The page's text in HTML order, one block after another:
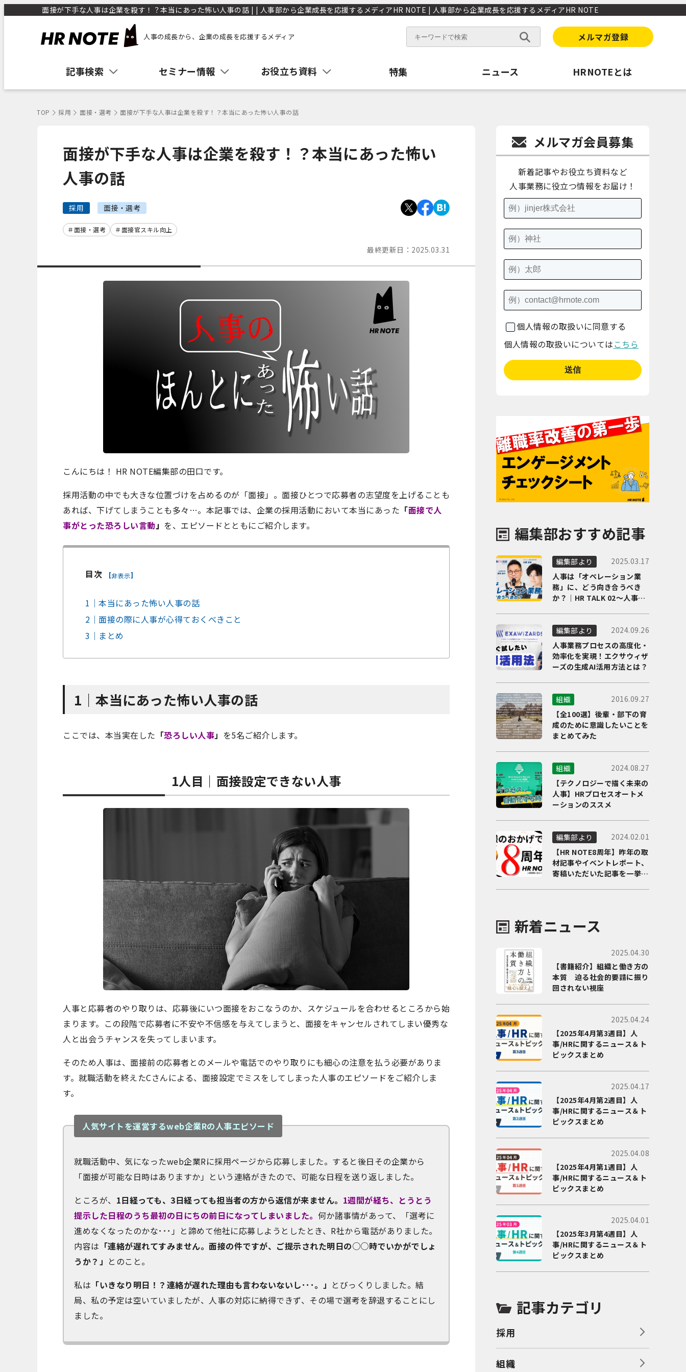
面接が下手な人事は企業を殺す！？本当にあった怖い人事の話 | | 人事部から企業成長を応援するメディアHR NOTE | 人事部から企業成長を応援するメディアHR NOTE
人事の成長から、企業の成長を応援するメディア メルマガ登録
記事検索 セミナー情報 お役立ち資料 特集 ニュース HRNOTEとは
TOP 採用 面接・選考 面接が下手な人事は企業を殺す！？本当にあった怖い人事の話
面接が下手な人事は企業を殺す！？本当にあった怖い
人事の話
採用 面接・選考
面接・選考 面接官スキル向上
最終更新日： 2025.03.31
こんにちは！ HR NOTE編集部の田口です。
採用活動の中でも大きな位置づけを占めるのが「面接」。面接ひとつで応募者の志望度を上げることも
あれば、下げてしまうことも多々…。本記事では、企業の採用活動において本当にあった 「面接で人
事がとった恐ろしい言動」 を、エピソードとともにご紹介します。
目次 [非表示]
1｜本当にあった怖い人事の話
2｜面接の際に人事が心得ておくべきこと
3｜まとめ
1｜本当にあった怖い人事の話
ここでは、本当実在した 「恐ろしい人事」 を5名ご紹介します。
1人目｜面接設定できない人事
人事と応募者のやり取りは、応募後にいつ面接をおこなうのか、スケジュールを合わせるところから始
まります。この段階で応募者に不安や不信感を与えてしまうと、面接をキャンセルされてしまい優秀な
人と出会うチャンスを失ってしまいます。
そのため人事は、面接前の応募者とのメールや電話でのやり取りにも細心の注意を払う必要がありま
す。就職活動を終えたCさんによる、面接設定でミスをしてしまった人事のエピソードをご紹介しま
す。
人気サイトを運営するweb企業Rの人事エピソード
就職活動中、気になったweb企業Rに採用ページから応募しました。すると後日その企業から
「面接が可能な日時はありますか」という連絡がきたので、可能な日程を送り返しました。
ところが、 1日経っても、3日経っても担当者の方から返信が来ません。 1週間が経ち、とうとう
提示した日程のうち最初の日にちの前日になってしまいました。 何か諸事情があって、「選考に
進めなくなったのかな･･･」と諦めて他社に応募しようとしたとき、R社から電話がありました。
内容は 「連絡が遅れてすみません。面接の件ですが、ご提示された明日の○○時でいかがでしょ
うか？」 とのこと。
私は 「いきなり明日！？連絡が遅れた理由も言わないないし･･･。」 とびっくりしました。結
局、私の予定は空いていましたが、人事の対応に納得できず、その場で選考を辞退することにし
ました。
メルマガ会員募集
新着記事やお役立ち資料など
人事業務に役立つ情報をお届け！
個人情報の取扱いに同意する
個人情報の取扱いについては こちら
編集部おすすめ記事
編集部より
2025.03.17
人事は「オペレーション業
務」に、どう向き合うべき
か？｜HR TALK 02～人事DX
編集部より
2024.09.26
人事業務プロセスの高度化・
効率化を実現！エクサウィザ
ーズの生成AI活用方法とは？
組織
2016.09.27
【全100選】後輩・部下の育
成のために意識したいことを
まとめてみた
組織
2024.08.27
【テクノロジーで描く未来の
人事】HRプロセスオートメ
ーションのススメ
編集部より
2024.02.01
【HR NOTE8周年】昨年の取
材記事やイベントレポート、
寄稿いただいた記事を一挙に
新着ニュース
2025.04.30
【書籍紹介】組織と働き方の
本質 迫る社会的要請に振り
回されない視座
2025.04.24
【2025年4月第3週目】人
事/HRに関するニュース＆ト
ピックスまとめ
2025.04.17
【2025年4月第2週目】人
事/HRに関するニュース＆ト
ピックスまとめ
2025.04.08
【2025年4月第1週目】人
事/HRに関するニュース＆ト
ピックスまとめ
2025.04.01
【2025年3月第4週目】人
事/HRに関するニュース＆ト
ピックスまとめ
記事カテゴリ
採用
組織